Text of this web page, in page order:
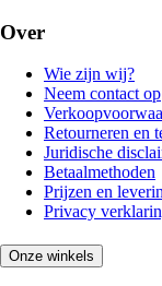
Over
Wie zijn wij?
Neem contact op
Retourneren en
Juridische
Betaalmethoden
Prijzen en
Privacy
Onze winkels